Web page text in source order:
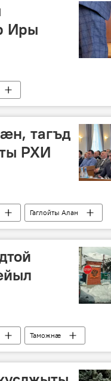
Иры
тагъд
РХИ
Гаглойты Алан
Таможнæ